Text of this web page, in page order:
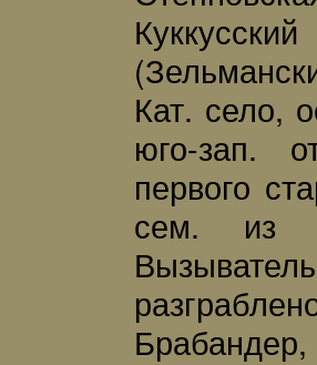
Кат. село,
юго-зап.
первого
сем. из